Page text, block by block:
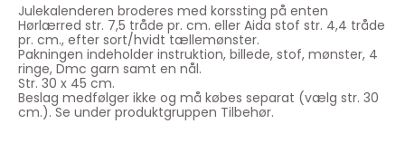
Julekalenderen broderes med korssting på enten
Hørlærred str. 7,5 tråde pr. cm. eller Aida stof str. 4,4 tråde
pr. cm., efter sort/hvidt tællemønster.
Pakningen indeholder instruktion, billede, stof, mønster, 4
ringe, Dmc garn samt en nål.
Str. 30 x 45 cm.
Beslag medfølger ikke og må købes separat (vælg str. 30
cm.). Se under produktgruppen Tilbehør.